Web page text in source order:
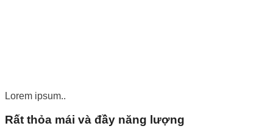
Lorem ipsum..
Rất thỏa mái và đầy năng lượng